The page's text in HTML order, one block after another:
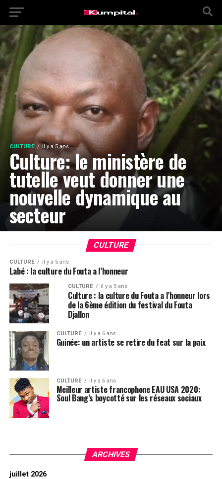
CULTURE il y a 5 ans
Culture: le ministère de
tutelle veut donner une
nouvelle dynamique au
secteur
CULTURE
CULTURE il y a 5 ans
Labé : la culture du Fouta a l’honneur
CULTURE il y a 5 ans
Culture : la culture du Fouta a l’honneur lors
de la 6ème édition du festival du Fouta
Djallon
CULTURE il y a 6 ans
Guinée: un artiste se retire du feat sur la paix
CULTURE il y a 6 ans
Meilleur artiste francophone EAU USA 2020:
Soul Bang’s boycotté sur les réseaux sociaux
ARCHIVES
juillet 2026